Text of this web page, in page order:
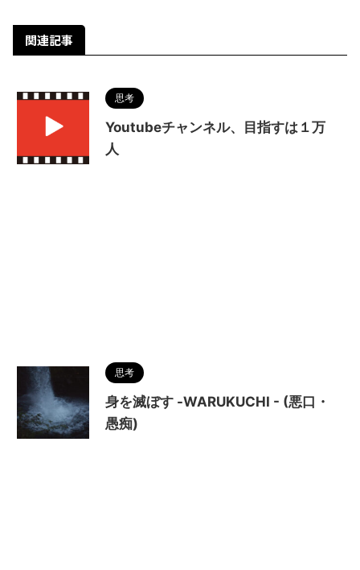
関連記事
思考
Youtubeチャンネル、目指すは１万
人
思考
身を滅ぼす -WARUKUCHI - (悪口・
愚痴)